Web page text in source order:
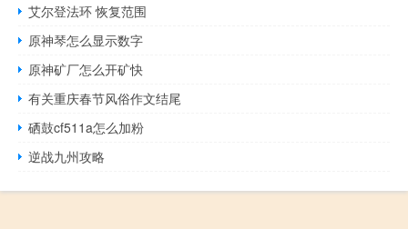
艾尔登法环 恢复范围
原神琴怎么显示数字
原神矿厂怎么开矿快
有关重庆春节风俗作文结尾
硒鼓cf511a怎么加粉
逆战九州攻略